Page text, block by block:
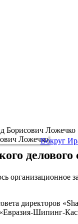
Борисович Ложечко
Вокруг
директоров
Шипинг-